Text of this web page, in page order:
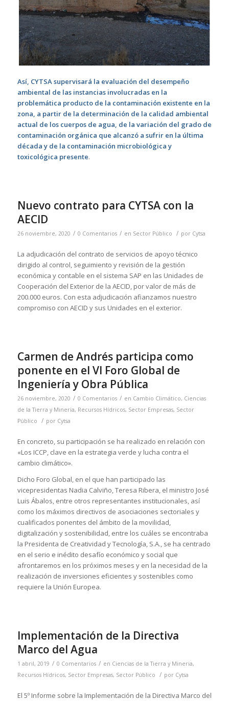
Así, CYTSA supervisará la evaluación del desempeño
ambiental de las instancias involucradas en la
problemática producto de la contaminación existente en la
zona, a partir de la determinación de la calidad ambiental
actual de los cuerpos de agua, de la variación del grado de
contaminación orgánica que alcanzó a sufrir en la última
década y de la contaminación microbiológica y
toxicológica presente.
Nuevo contrato para CYTSA con la
AECID
26 noviembre, 2020 / 0 Comentarios / en Sector Público / por Cytsa
La adjudicación del contrato de servicios de apoyo técnico
dirigido al control, seguimiento y revisión de la gestión
económica y contable en el sistema SAP en las Unidades de
Cooperación del Exterior de la AECID, por valor de más de
200.000 euros. Con esta adjudicación afianzamos nuestro
compromiso con AECID y sus Unidades en el exterior.
Carmen de Andrés participa como
ponente en el VI Foro Global de
Ingeniería y Obra Pública
26 noviembre, 2020 / 0 Comentarios / en Cambio Climático, Ciencias
de la Tierra y Mineria, Recursos Hídricos, Sector Empresas, Sector
Público
/ por Cytsa
En concreto, su participación se ha realizado en relación con
«Los ICCP, clave en la estrategia verde y lucha contra el
cambio climático».
Dicho Foro Global, en el que han participado las
vicepresidentas Nadia Calviño, Teresa Ribera, el ministro José
Luis Ábalos, entre otros representantes institucionales, así
como los máximos directivos de asociaciones sectoriales y
cualificados ponentes del ámbito de la movilidad,
digitalización y sostenibilidad, entre los cuáles se encontraba
la Presidenta de Creatividad y Tecnología, S.A., se ha centrado
en el serio e inédito desafío económico y social que
afrontaremos en los próximos meses y en la necesidad de la
realización de inversiones eficientes y sostenibles como
requiere la Unión Europea.
Implementación de la Directiva
Marco del Agua
1 abril, 2019 / 0 Comentarios / en Ciencias de la Tierra y Mineria,
Recursos Hídricos, Sector Empresas, Sector Público / por Cytsa
El 5º Informe sobre la Implementación de la Directiva Marco del